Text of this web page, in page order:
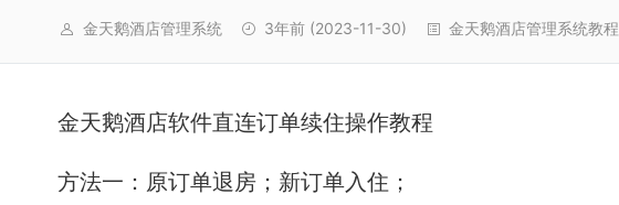
金天鹅酒店管理系统 3年前 (2023-11-30) 金天鹅酒店管理系统教程
金天鹅酒店软件直连订单续住操作教程
方法一：原订单退房；新订单入住；